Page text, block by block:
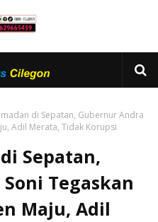
di Sepatan, Gubernur Andra
Adil Merata, Tidak Korupsi
Sepatan,
Tegaskan
Maju, Adil